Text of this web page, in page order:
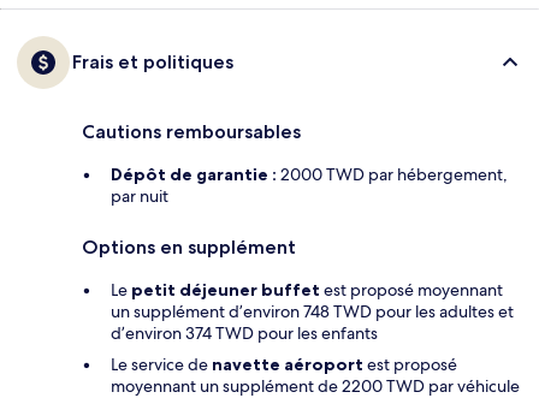
Frais et politiques
Cautions remboursables
Dépôt de garantie : 2000 TWD par hébergement,
par nuit
Options en supplément
Le petit déjeuner buffet est proposé moyennant
un supplément d’environ 748 TWD pour les adultes et
d’environ 374 TWD pour les enfants
Le service de navette aéroport est proposé
moyennant un supplément de 2200 TWD par véhicule